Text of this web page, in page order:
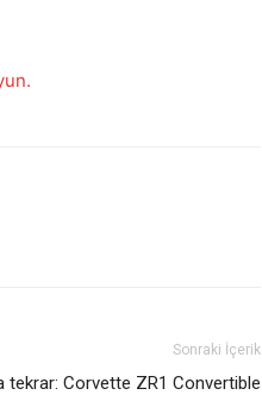
Sonraki İçerik
tekrar: Corvette ZR1 Convertible